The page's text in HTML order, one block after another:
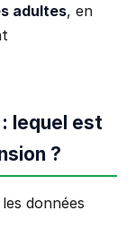
adultes, en
lequel est
?
données